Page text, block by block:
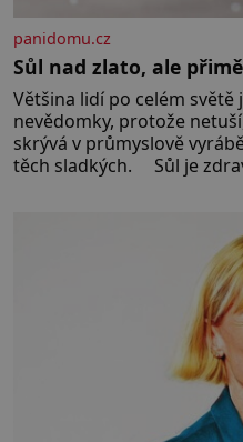
panidomu.cz
Sůl nad zlato, ale
Většina lidí po celém světě
nevědomky, protože
skrývá v průmyslově
těch sladkých. Sůl je